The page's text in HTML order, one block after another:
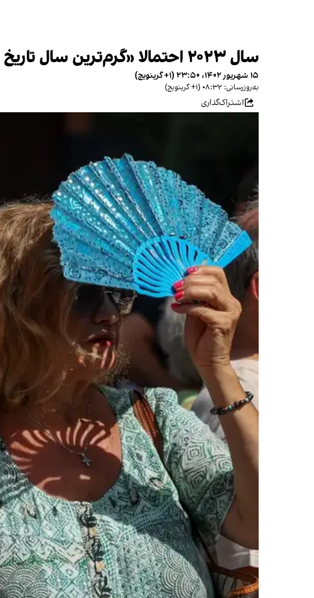
سال ۲۰۲۳ احتمالا «گرم‌ترین سال تاریخ بشر» خواهد بود؛ اعلام هشدار درباره «فروپاشی اقلیمی»
۱۵ شهریور ۱۴۰۲، ۲۳:۵۰ (‎+۱ گرینویچ)
به‌روزرسانی: ۰۸:۳۲ (‎+۱ گرینویچ)
اشتراک‌گذاری